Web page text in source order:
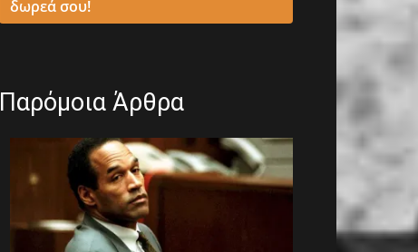
δωρεά σου!
Παρόμοια Άρθρα